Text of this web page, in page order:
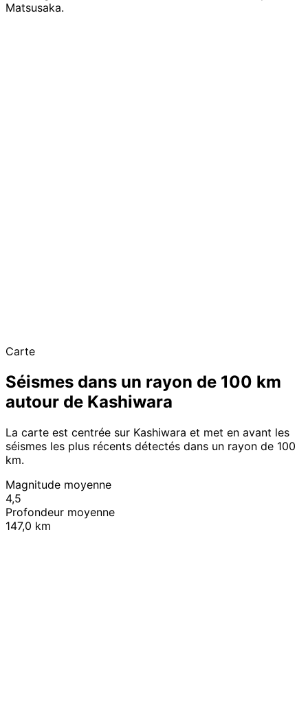
Matsusaka.
Carte
Séismes dans un rayon de 100 km
autour de Kashiwara
La carte est centrée sur Kashiwara et met en avant les
séismes les plus récents détectés dans un rayon de 100
km.
Magnitude moyenne
4,5
Profondeur moyenne
147,0 km